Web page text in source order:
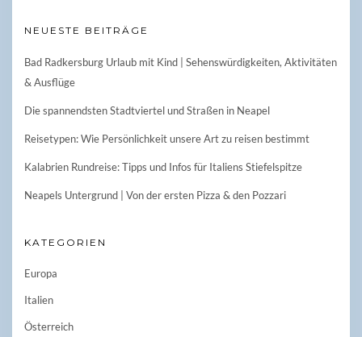
NEUESTE BEITRÄGE
Bad Radkersburg Urlaub mit Kind | Sehenswürdigkeiten, Aktivitäten
& Ausflüge
Die spannendsten Stadtviertel und Straßen in Neapel
Reisetypen: Wie Persönlichkeit unsere Art zu reisen bestimmt
Kalabrien Rundreise: Tipps und Infos für Italiens Stiefelspitze
Neapels Untergrund | Von der ersten Pizza & den Pozzari
KATEGORIEN
Europa
Italien
Österreich